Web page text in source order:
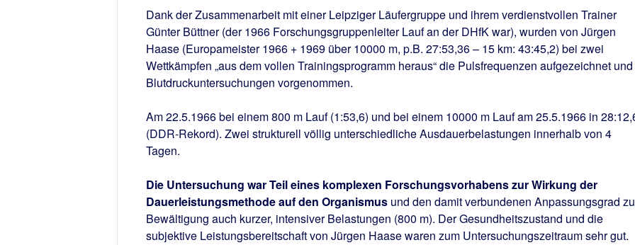
Dank der Zusammenarbeit mit einer Leipziger Läufergruppe und ihrem verdienstvollen Trainer
Günter Büttner (der 1966 Forschungsgruppenleiter Lauf an der DHfK war), wurden von Jürgen
Haase (Europameister 1966 + 1969 über 10000 m, p.B. 27:53,36 – 15 km: 43:45,2) bei zwei
Wettkämpfen „aus dem vollen Trainingsprogramm heraus“ die Pulsfrequenzen aufgezeichnet und
Blutdruckuntersuchungen vorgenommen.
Am 22.5.1966 bei einem 800 m Lauf (1:53,6) und bei einem 10000 m Lauf am 25.5.1966 in
(DDR-Rekord). Zwei strukturell völlig unterschiedliche Ausdauerbelastungen innerhalb von 4
Tagen.
Die Untersuchung war Teil eines komplexen Forschungsvorhabens zur Wirkung der
Dauerleistungsmethode auf den Organismusund den damit verbundenen Anpassungsgrad
Bewältigung auch kurzer, intensiver Belastungen (800 m). Der Gesundheitszustand und die
subjektive Leistungsbereitschaft von Jürgen Haase waren zum Untersuchungszeitraum sehr gut.